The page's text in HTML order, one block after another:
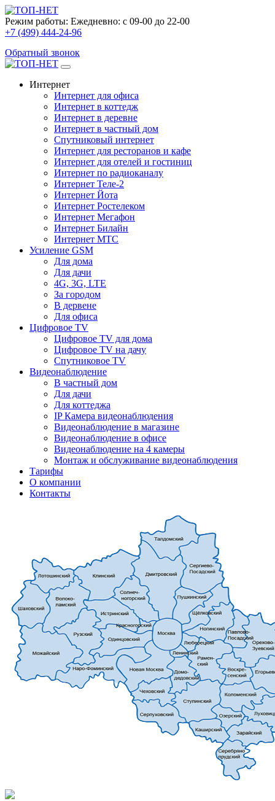
Режим работы: Ежедневно: с 09-00 до 22-00
+7 (499) 444-24-96
Обратный звонок
Интернет
Интернет для офиса
Интернет в коттедж
Интернет в деревне
Интернет в частный дом
Спутниковый интернет
Интернет для ресторанов и кафе
Интернет для отелей и гостиниц
Интернет по радиоканалу
Интернет Теле-2
Интернет Йота
Интернет Ростелеком
Интернет Мегафон
Интернет Билайн
Интернет МТС
Усиление GSM
Для дома
Для дачи
4G, 3G, LTE
За городом
В дервене
Для офиса
Цифровое TV
Цифровое TV для дома
Цифровое TV на дачу
Спутниковое TV
Видеонаблюдение
В частный дом
Для дачи
Для коттеджа
IP Камера видеонаблюдения
Видеонаблюдение в магазине
Видеонаблюдение в офисе
Видеонаблюдение на 4 камеры
Монтаж и обслуживание видеонаблюдения
Тарифы
О компании
Контакты